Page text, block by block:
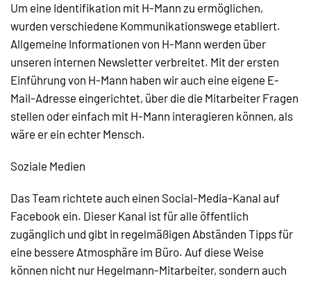
Um eine Identifikation mit H-Mann zu ermöglichen,
wurden verschiedene Kommunikationswege etabliert.
Allgemeine Informationen von H-Mann werden über
unseren internen Newsletter verbreitet. Mit der ersten
Einführung von H-Mann haben wir auch eine eigene E-
Mail-Adresse eingerichtet, über die die Mitarbeiter Fragen
stellen oder einfach mit H-Mann interagieren können, als
wäre er ein echter Mensch.
Soziale Medien
Das Team richtete auch einen Social-Media-Kanal auf
Facebook ein. Dieser Kanal ist für alle öffentlich
zugänglich und gibt in regelmäßigen Abständen Tipps für
eine bessere Atmosphäre im Büro. Auf diese Weise
können nicht nur Hegelmann-Mitarbeiter, sondern auch